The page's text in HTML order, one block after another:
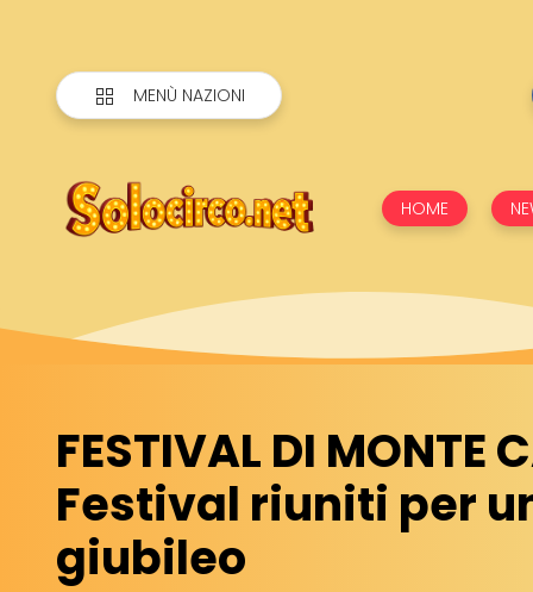
MENÙ NAZIONI
HOME
FESTIVAL DI MONTE
Festival riuniti per
giubileo